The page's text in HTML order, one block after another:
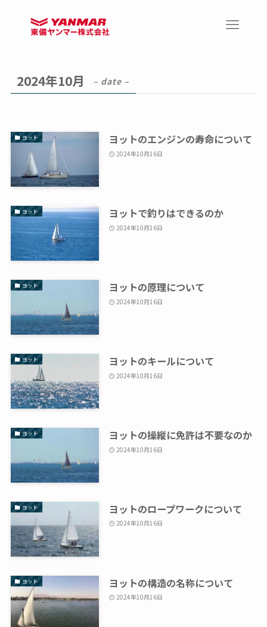
2024年10月 – date –
ヨット ヨットのエンジンの寿命について
2024年10月16日
ヨット ヨットで釣りはできるのか
2024年10月16日
ヨット ヨットの原理について
2024年10月16日
ヨット ヨットのキールについて
2024年10月16日
ヨット ヨットの操縦に免許は不要なのか
2024年10月16日
ヨット ヨットのロープワークについて
2024年10月16日
ヨット ヨットの構造の名称について
2024年10月16日